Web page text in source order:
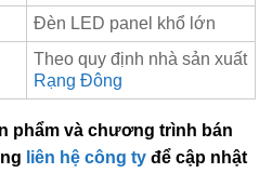
Đèn LED panel khổ lớn
Theo quy định nhà sản xuất
Rạng Đông
phẩm và chương trình bán
liên hệ công ty để cập nhật